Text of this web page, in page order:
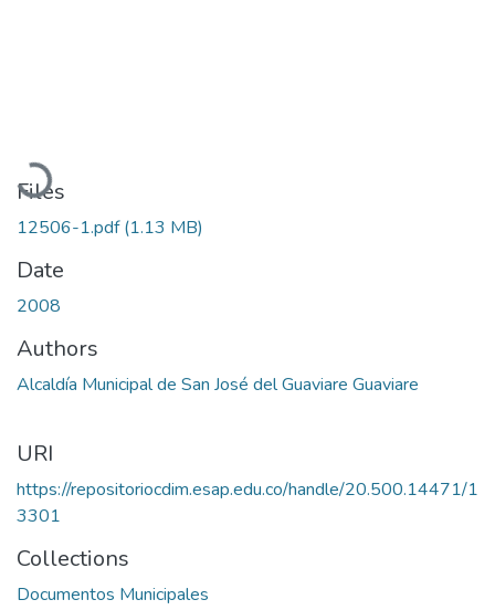
Loading...
Files
12506-1.pdf(1.13 MB)
Date
2008
Authors
Alcaldía Municipal de San José del Guaviare Guaviare
URI
https://repositoriocdim.esap.edu.co/handle/20.500.14471/1
3301
Collections
Documentos Municipales